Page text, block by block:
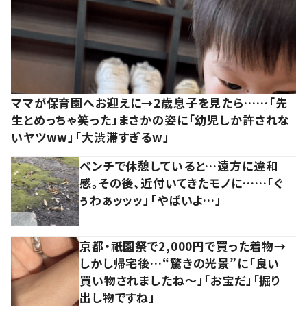
ママが保育園へお迎えに→2歳息子を見たら……「先
生とめっちゃ笑った」まさかの姿に「幼児しか許されな
いヤツww」「大渋滞すぎるw」
ベンチで休憩していると…遠方に違和
感。その後、近付いてきたモノに……「ぐ
ぅわぁッッッ」「やばいよ…」
京都・祇園祭で2,000円で買った着物→
しかし帰宅後…“驚きの光景”に「良い
買い物されましたね～」「お宝だ」「掘り
出し物ですね」